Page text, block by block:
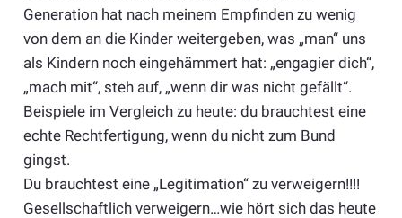
Generation hat nach meinem Empfinden zu wenig
von dem an die Kinder weitergeben, was „man“ uns
als Kindern noch eingehämmert hat: „engagier dich“,
„mach mit“, steh auf, „wenn dir was nicht gefällt“.
Beispiele im Vergleich zu heute: du brauchtest eine
echte Rechtfertigung, wenn du nicht zum Bund
gingst.
Du brauchtest eine „Legitimation“ zu verweigern!!!!
Gesellschaftlich verweigern…wie hört sich das heute